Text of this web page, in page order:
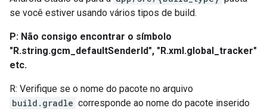
se você estiver usando vários tipos de build.
P: Não consigo encontrar o símbolo
"R.string.gcm_defaultSenderId", "R.xml.global_tracker"
etc.
R: Verifique se o nome do pacote no arquivo
build.gradle corresponde ao nome do pacote inserido